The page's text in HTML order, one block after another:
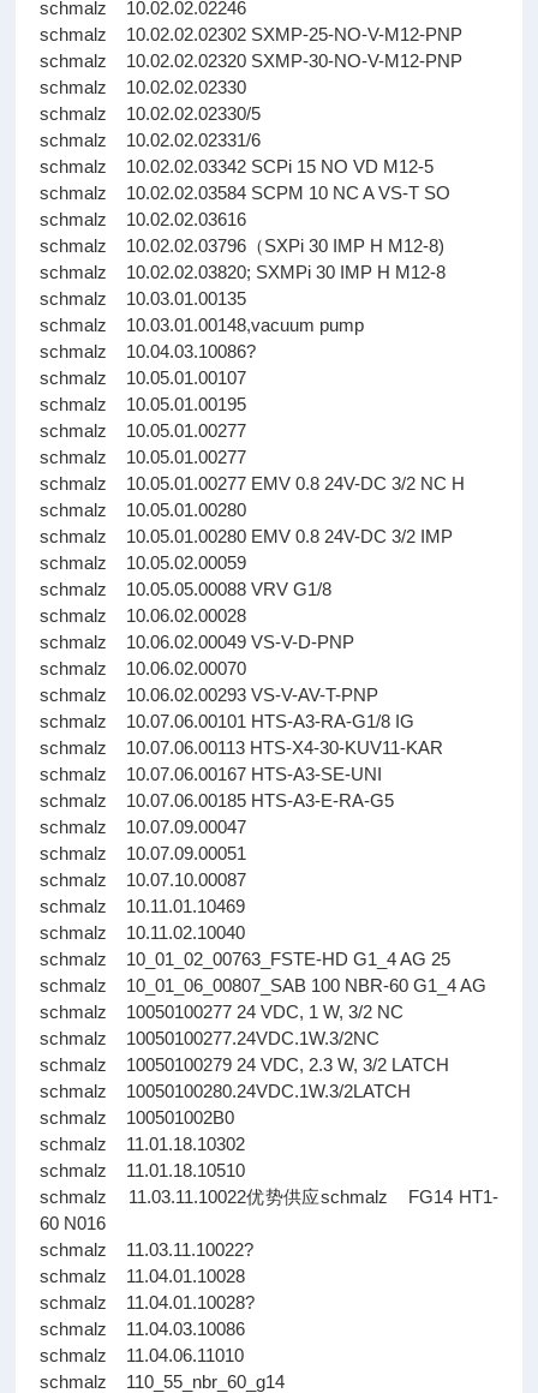
schmalz 10.02.02.02246
schmalz 10.02.02.02302 SXMP-25-NO-V-M12-PNP
schmalz 10.02.02.02320 SXMP-30-NO-V-M12-PNP
schmalz 10.02.02.02330
schmalz 10.02.02.02330/5
schmalz 10.02.02.02331/6
schmalz 10.02.02.03342 SCPi 15 NO VD M12-5
schmalz 10.02.02.03584 SCPM 10 NC A VS-T SO
schmalz 10.02.02.03616
schmalz 10.02.02.03796（SXPi 30 IMP H M12-8)
schmalz 10.02.02.03820; SXMPi 30 IMP H M12-8
schmalz 10.03.01.00135
schmalz 10.03.01.00148,vacuum pump
schmalz 10.04.03.10086?
schmalz 10.05.01.00107
schmalz 10.05.01.00195
schmalz 10.05.01.00277
schmalz 10.05.01.00277
schmalz 10.05.01.00277 EMV 0.8 24V-DC 3/2 NC H
schmalz 10.05.01.00280
schmalz 10.05.01.00280 EMV 0.8 24V-DC 3/2 IMP
schmalz 10.05.02.00059
schmalz 10.05.05.00088 VRV G1/8
schmalz 10.06.02.00028
schmalz 10.06.02.00049 VS-V-D-PNP
schmalz 10.06.02.00070
schmalz 10.06.02.00293 VS-V-AV-T-PNP
schmalz 10.07.06.00101 HTS-A3-RA-G1/8 IG
schmalz 10.07.06.00113 HTS-X4-30-KUV11-KAR
schmalz 10.07.06.00167 HTS-A3-SE-UNI
schmalz 10.07.06.00185 HTS-A3-E-RA-G5
schmalz 10.07.09.00047
schmalz 10.07.09.00051
schmalz 10.07.10.00087
schmalz 10.11.01.10469
schmalz 10.11.02.10040
schmalz 10_01_02_00763_FSTE-HD G1_4 AG 25
schmalz 10_01_06_00807_SAB 100 NBR-60 G1_4 AG
schmalz 10050100277 24 VDC, 1 W, 3/2 NC
schmalz 10050100277.24VDC.1W.3/2NC
schmalz 10050100279 24 VDC, 2.3 W, 3/2 LATCH
schmalz 10050100280.24VDC.1W.3/2LATCH
schmalz 100501002B0
schmalz 11.01.18.10302
schmalz 11.01.18.10510
schmalz 11.03.11.10022优势供应schmalz FG14 HT1-
60 N016
schmalz 11.03.11.10022?
schmalz 11.04.01.10028
schmalz 11.04.01.10028?
schmalz 11.04.03.10086
schmalz 11.04.06.11010
schmalz 110_55_nbr_60_g14